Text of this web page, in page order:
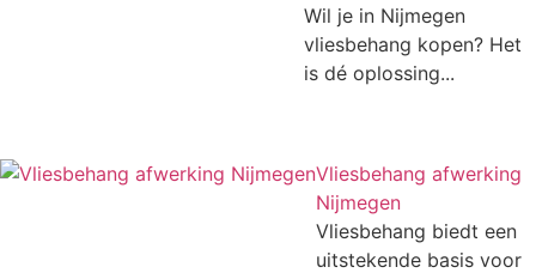
Wil je in Nijmegen
vliesbehang kopen? Het
is dé oplossing...
Vliesbehang afwerking
Nijmegen
Vliesbehang biedt een
uitstekende basis voor